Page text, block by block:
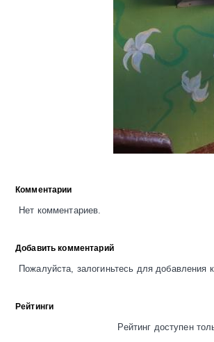
Комментарии
Нет комментариев.
Добавить комментарий
Пожалуйста, залогиньтесь для добавления
Рейтинги
Рейтинг доступен